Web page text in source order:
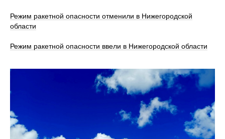
Режим ракетной опасности отменили в Нижегородской
области
Режим ракетной опасности ввели в Нижегородской области